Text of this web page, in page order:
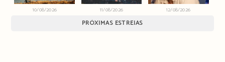
10/08/2026 11/08/2026 12/08/2026
PRÓXIMAS ESTREIAS